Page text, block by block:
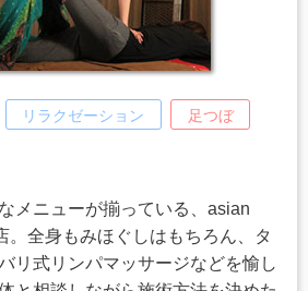
リラクゼーション 足つぼ
メニューが揃っている、asian
。全身もみほぐしはもちろん、タ
リ式リンパマッサージなどを愉し